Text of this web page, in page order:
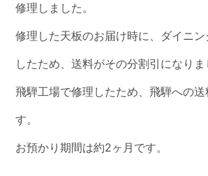
修理しました。
修理した天板のお届け時に、ダイニ
したため、送料がその分割引になりま
飛騨工場で修理したため、飛騨への送
す。
お預かり期間は約2ヶ月です。